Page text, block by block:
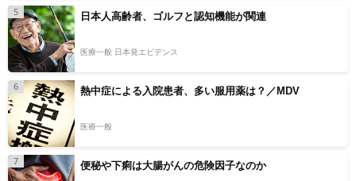
5 日本人高齢者、ゴルフと認知機能が関連
医療一般 日本発エビデンス
6 熱中症による入院患者、多い服用薬は？／MDV
医療一般
7 便秘や下痢は大腸がんの危険因子なのか